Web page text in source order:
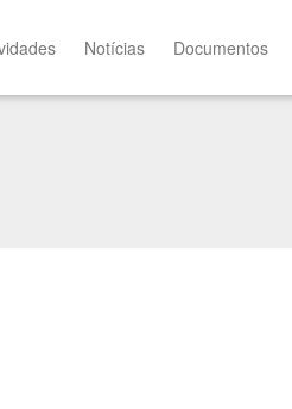
Notícias Documentos